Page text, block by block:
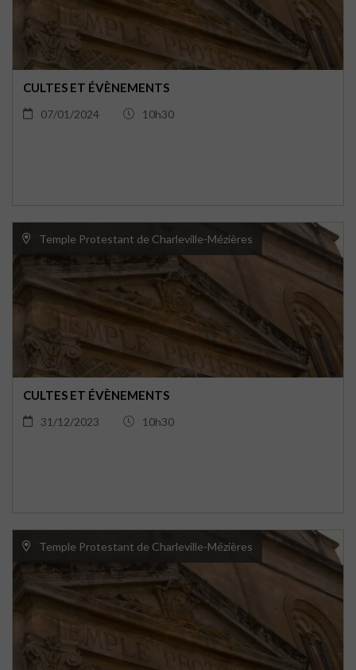
CULTES ET ÉVÈNEMENTS
07/01/2024 10h30
Temple Protestant de Charleville-Mézières
CULTES ET ÉVÈNEMENTS
31/12/2023 10h30
Temple Protestant de Charleville-Mézières